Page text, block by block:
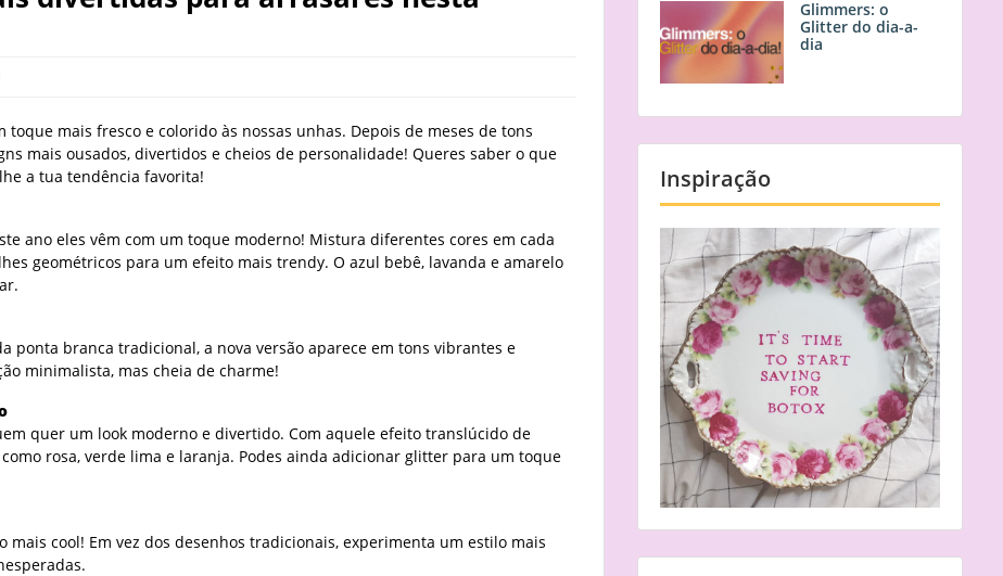
mais fresco e colorido às nossas unhas. Depois de meses de tons
mais ousados, divertidos e cheios de personalidade! Queres saber o que
a tua tendência favorita!
ano eles vêm com um toque moderno! Mistura diferentes cores em cada
geométricos para um efeito mais trendy. O azul bebê, lavanda e amarelo
ponta branca tradicional, a nova versão aparece em tons vibrantes e
minimalista, mas cheia de charme!
quer um look moderno e divertido. Com aquele efeito translúcido de
rosa, verde lima e laranja. Podes ainda adicionar glitter para um toque
mais cool! Em vez dos desenhos tradicionais, experimenta um estilo mais
Glimmers: o
Glitter do dia-a-
dia
Inspiração